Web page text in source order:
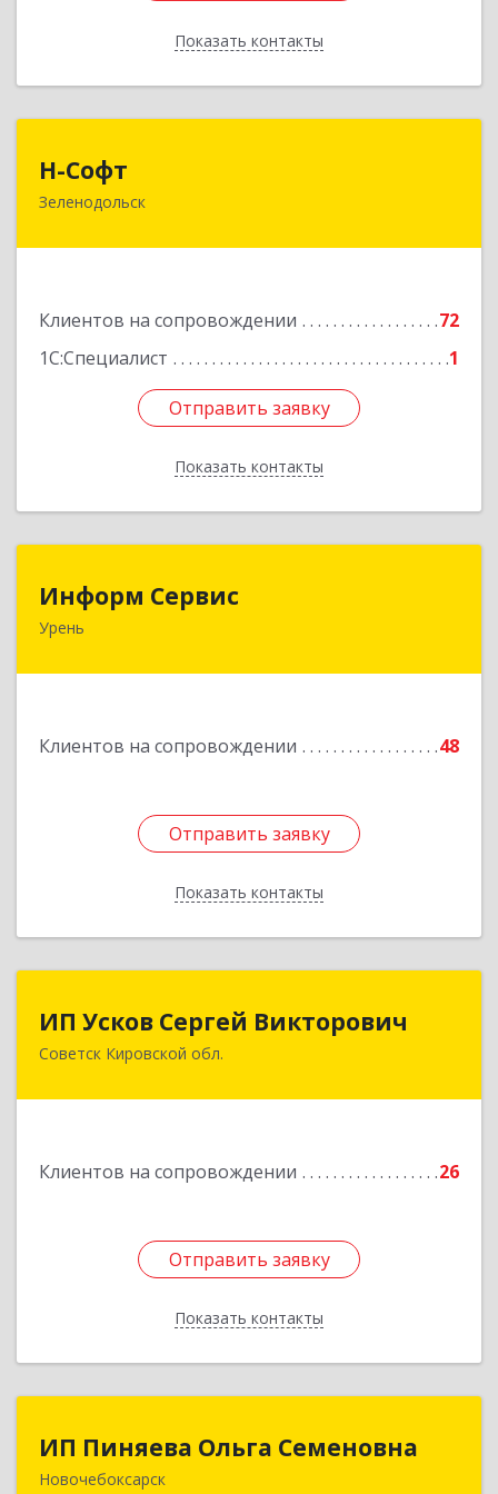
Показать контакты
Назад
Н-Софт
Зеленодольск
Клиентов на сопровождении
72
1С:Специалист
1
Отправить заявку
Показать контакты
422521, Татарстан Респ (Татарстан),
Подробнее
Отправить заявку
Назад
Информ Сервис
Урень
Клиентов на сопровождении 48
Отправить заявку
Показать контакты
Отправить заявку
Назад
ИП Усков Сергей Викторович
Советск Кировской обл.
Клиентов на сопровождении 26
Отправить заявку
Показать контакты
ИП Усков Сергей Викторович
613340, Кировская обл, Советск г, Дружбы ул,
Отправить заявку
Назад
ИП Пиняева Ольга Семеновна
Новочебоксарск
429965, Чувашская Республика - Чувашия,